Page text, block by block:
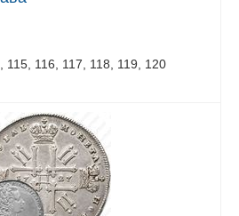
115, 116, 117, 118, 119, 120